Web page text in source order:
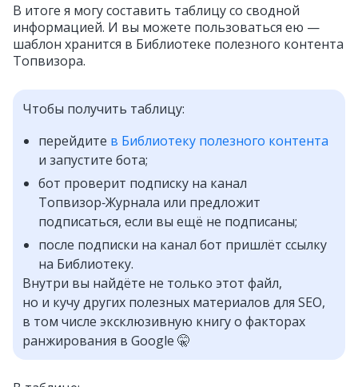
В итоге я могу составить таблицу со сводной
информацией. И вы можете пользоваться ею —
шаблон хранится в Библиотеке полезного контента
Топвизора.
Чтобы получить таблицу:
перейдите в Библиотеку полезного контента
и запустите бота;
бот проверит подписку на канал
Топвизор‑Журнала или предложит
подписаться, если вы ещё не подписаны;
после подписки на канал бот пришлёт ссылку
на Библиотеку.
Внутри вы найдёте не только этот файл,
но и кучу других полезных материалов для SEO,
в том числе эксклюзивную книгу о факторах
ранжирования в Google 🤫